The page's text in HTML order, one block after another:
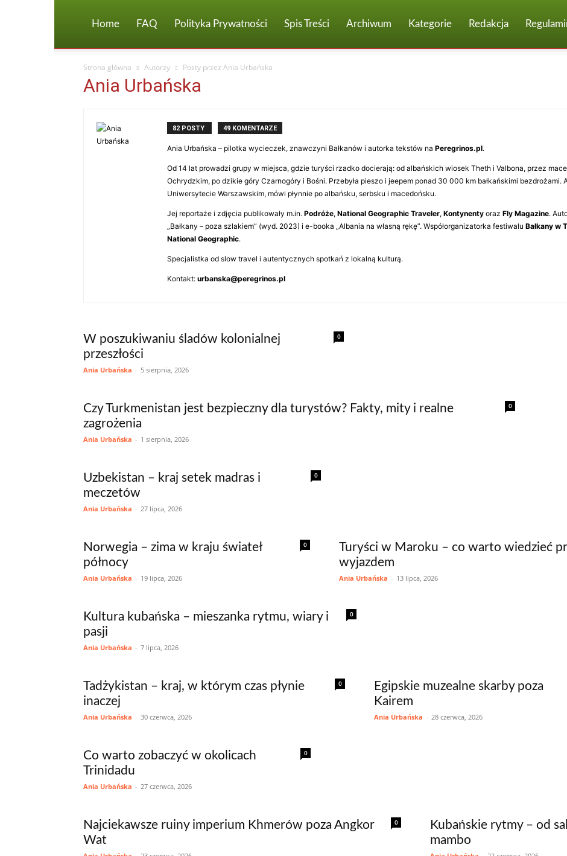
Home FAQ Polityka Prywatności Spis Treści Archiwum Kategorie Redakcja
Strona główna Autorzy Posty przez Ania Urbańska
Ania Urbańska
82 POSTY 49 KOMENTARZE
Ania Urbańska – pilotka wycieczek, znawczyni Bałkanów i autorka tekstów na Peregrinos.pl.
Od 14 lat prowadzi grupy w miejsca, gdzie turyści rzadko docierają: od albańskich wiosek Theth i Valbona, przez
Ochrydzkim, po dzikie góry Czarnogóry i Bośni. Przebyła pieszo i jeepem ponad 30 000 km bałkańskimi bezdrożami.
Uniwersytecie Warszawskim, mówi płynnie po albańsku, serbsku i macedońsku.
Jej reportaże i zdjęcia publikowały m.in. Podróże, National Geographic Traveler, Kontynenty oraz Fly Magazine.
„Bałkany – poza szlakiem” (wyd. 2023) i e-booka „Albania na własną rękę”. Współorganizatorka festiwalu Bałkany w
National Geographic.
Specjalistka od slow travel i autentycznych spotkań z lokalną kulturą.
Kontakt: urbanska@peregrinos.pl
0
W poszukiwaniu śladów kolonialnej
przeszłości
Ania Urbańska - 5 sierpnia, 2026
0
Czy Turkmenistan jest bezpieczny dla turystów? Fakty, mity i realne
zagrożenia
Ania Urbańska - 1 sierpnia, 2026
0
Uzbekistan – kraj setek madras i
meczetów
Ania Urbańska - 27 lipca, 2026
0
Norwegia – zima w kraju świateł
północy
Ania Urbańska - 19 lipca, 2026
Turyści w Maroku – co warto wiedzieć
wyjazdem
Ania Urbańska - 13 lipca, 2026
0
Kultura kubańska – mieszanka rytmu, wiary i
pasji
Ania Urbańska - 7 lipca, 2026
0
Tadżykistan – kraj, w którym czas płynie
inaczej
Ania Urbańska - 30 czerwca, 2026
Egipskie muzealne skarby poza
Kairem
Ania Urbańska - 28 czerwca, 2026
0
Co warto zobaczyć w okolicach
Trinidadu
Ania Urbańska - 27 czerwca, 2026
0
Najciekawsze ruiny imperium Khmerów poza Angkor
Wat
Kubańskie rytmy – od
mambo